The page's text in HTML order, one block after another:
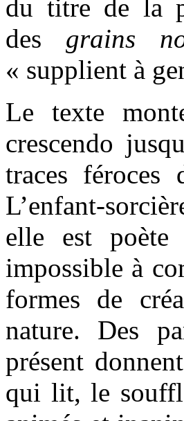
du titre de la
des grains
« supplient à
Le texte
crescendo
traces
L’enfant-
elle est
impossible à
formes de
nature. Des
présent
qui lit, le